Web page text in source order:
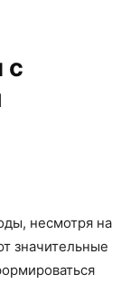
с
несмотря на
значительные